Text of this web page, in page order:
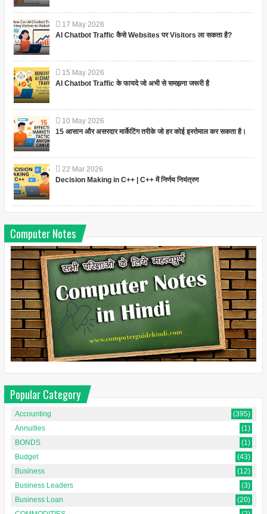
17 May 2026
AI Chatbot Traffic कैसे Websites पर Visitors ला सकता है?
15 May 2026
AI Chatbot Traffic के फायदे जो अभी से समझना जरूरी है
10 May 2026
15 आसान और असरदार मार्केटिंग तरीके जो हर कोई इस्तेमाल कर सकता है।
22 Mar 2026
Decision Making in C++ | C++ में निर्णय नियंत्रण
Computer Notes
Popular Category
Accounting
(395)
Annuities
(1)
BONDS
(1)
Budget
(43)
Business
(12)
Business Leaders
(3)
Business Loan
(20)